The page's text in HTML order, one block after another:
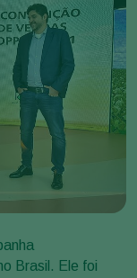
Brasil. Ele foi